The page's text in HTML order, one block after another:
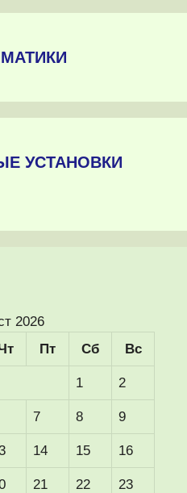
УСТАНОВКИ
2026
Пт Сб Вс
1 2
7 8 9
14 15 16
21 22 23